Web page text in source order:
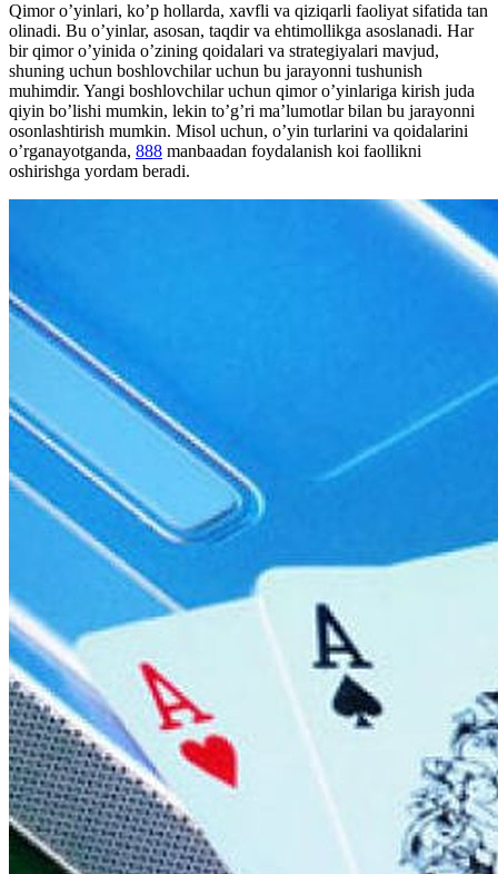
Qimor o’yinlari, ko’p hollarda, xavfli va qiziqarli faoliyat sifatida tan
olinadi. Bu o’yinlar, asosan, taqdir va ehtimollikga asoslanadi. Har
bir qimor o’yinida o’zining qoidalari va strategiyalari mavjud,
shuning uchun boshlovchilar uchun bu jarayonni tushunish
muhimdir. Yangi boshlovchilar uchun qimor o’yinlariga kirish juda
qiyin bo’lishi mumkin, lekin to’g’ri ma’lumotlar bilan bu jarayonni
osonlashtirish mumkin. Misol uchun, o’yin turlarini va qoidalarini
o’rganayotganda, 888 manbaadan foydalanish koi faollikni
oshirishga yordam beradi.